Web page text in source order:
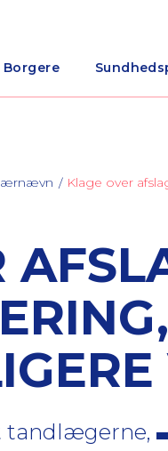
Borgere
Klage over
tandlægerne,